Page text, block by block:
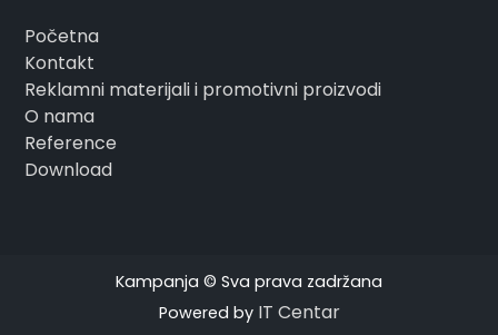
Početna
Kontakt
Reklamni materijali i promotivni proizvodi
O nama
Reference
Download
Kampanja © Sva prava zadržana
Powered by IT Centar